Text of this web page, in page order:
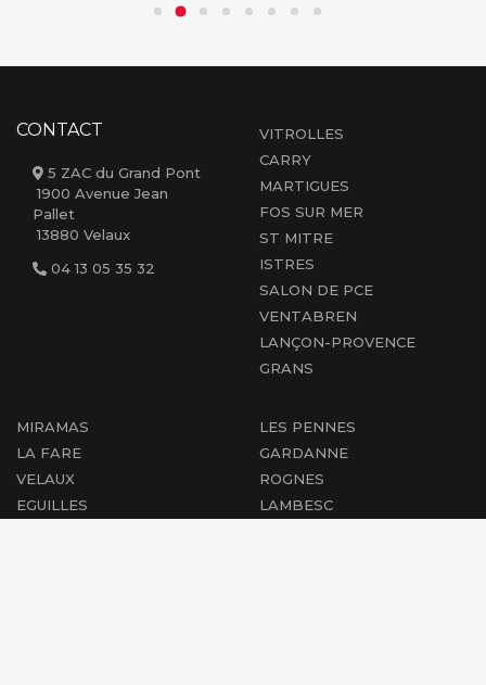
CONTACT
5 ZAC du Grand Pont
1900 Avenue Jean
Pallet
13880 Velaux
04 13 05 35 32
VITROLLES
CARRY
MARTIGUES
FOS SUR MER
ST MITRE
ISTRES
SALON DE PCE
VENTABREN
LANÇON-PROVENCE
GRANS
MIRAMAS
LA FARE
VELAUX
EGUILLES
LES PENNES
GARDANNE
ROGNES
LAMBESC